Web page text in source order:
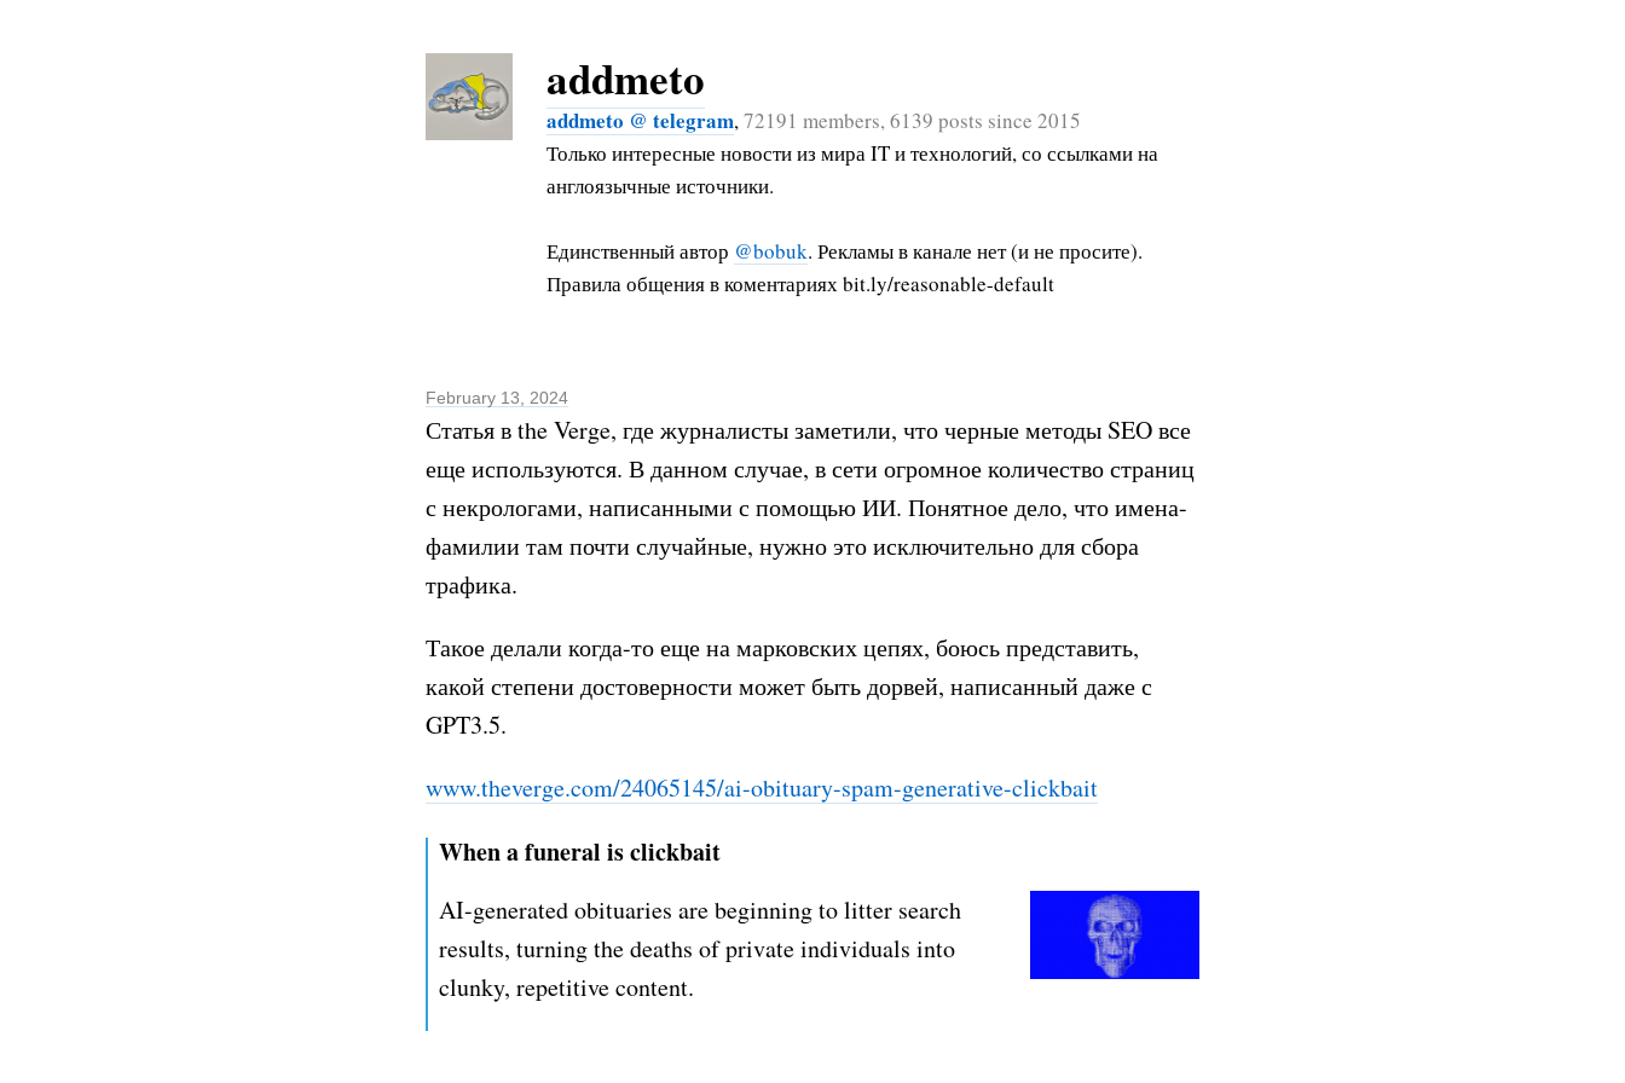
addmeto
addmeto @ telegram,72191 members, 6139 posts since 2015
Только интересные новости из мира IT и технологий, со ссылками на
англоязычные источники.
Единственный автор @bobuk. Рекламы в канале нет (и не просите).
Правила общения в коментариях bit.ly/reasonable-default
February 13, 2024
Статья в the Verge, где журналисты заметили, что черные методы SEO все
еще используются. В данном случае, в сети огромное количество страниц
с некрологами, написанными с помощью ИИ. Понятное дело, что имена-
фамилии там почти случайные, нужно это исключительно для сбора
трафика.
Такое делали когда-то еще на марковских цепях, боюсь представить,
какой степени достоверности может быть дорвей, написанный даже с
GPT3.5.
www.theverge.com/24065145/ai-obituary-spam-generative-clickbait
When a funeral is clickbait
AI-generated obituaries are beginning to litter search
results, turning the deaths of private individuals into
clunky, repetitive content.